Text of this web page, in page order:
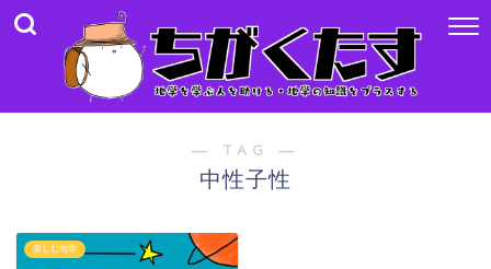
― TAG ―
中性子性
楽しむ地学